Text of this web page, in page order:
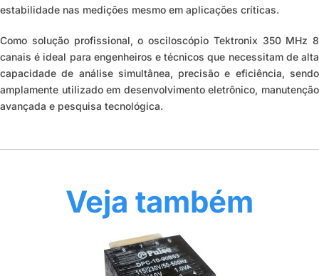
estabilidade nas medições mesmo em aplicações críticas.
Como solução profissional, o osciloscópio Tektronix 350 MHz 8
canais é ideal para engenheiros e técnicos que necessitam de alta
capacidade de análise simultânea, precisão e eficiência, sendo
amplamente utilizado em desenvolvimento eletrônico, manutenção
avançada e pesquisa tecnológica.
Veja também